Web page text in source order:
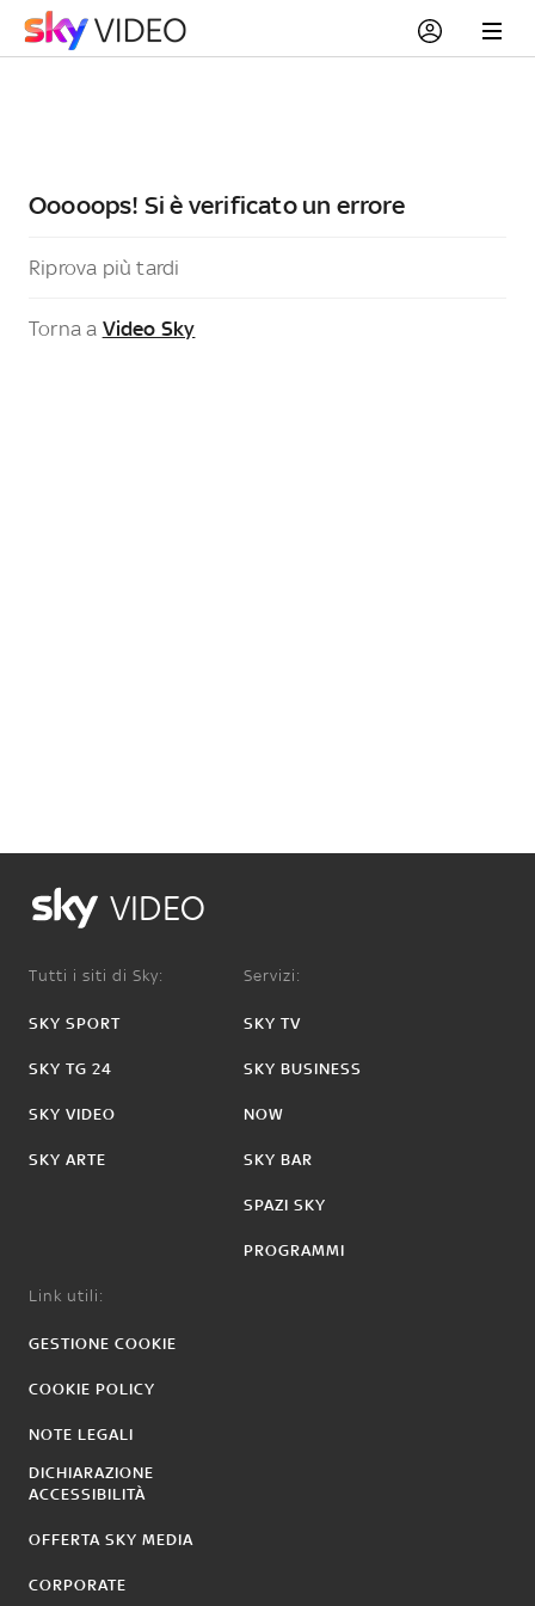
Ooooops! Si è verificato un errore
Riprova più tardi
Torna a Video Sky
VIDEO
Tutti i siti di Sky:
SKY SPORT
SKY TG 24
SKY VIDEO
SKY ARTE
Servizi:
SKY TV
SKY BUSINESS
NOW
SKY BAR
SPAZI SKY
PROGRAMMI
Link utili:
GESTIONE COOKIE
COOKIE POLICY
NOTE LEGALI
DICHIARAZIONE
ACCESSIBILITÀ
OFFERTA SKY MEDIA
CORPORATE